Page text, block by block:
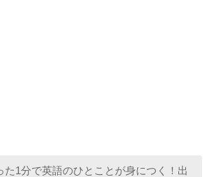
た1分で英語のひとことが身につく！出